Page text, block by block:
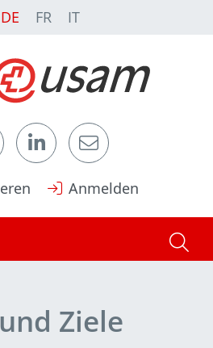
DE FR IT
Anmelden
Ziele